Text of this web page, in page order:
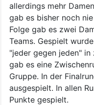
allerdings mehr
gab es bisher noch
Folge gab es zwei
Teams. Gespielt
"jeder gegen jeden"
gab es eine
Gruppe. In der
ausgespielt. In allen
Punkte gespielt.